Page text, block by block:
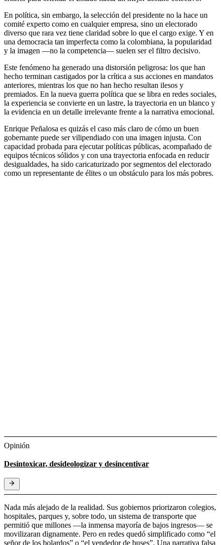
En política, sin embargo, la selección del presidente no la hace un
comité experto como en cualquier empresa, sino un electorado
diverso que rara vez tiene claridad sobre lo que el cargo exige. Y en
una democracia tan imperfecta como la colombiana, la popularidad
y la imagen —no la competencia— suelen ser el filtro decisivo.
Este fenómeno ha generado una distorsión peligrosa: los que han
hecho terminan castigados por la crítica a sus acciones en mandatos
anteriores, mientras los que no han hecho resultan ilesos y
premiados. En la nueva guerra política que se libra en redes sociales,
la experiencia se convierte en un lastre, la trayectoria en un blanco y
la evidencia en un detalle irrelevante frente a la narrativa emocional.
Enrique Peñalosa es quizás el caso más claro de cómo un buen
gobernante puede ser vilipendiado con una imagen injusta. Con
capacidad probada para ejecutar políticas públicas, acompañado de
equipos técnicos sólidos y con una trayectoria enfocada en reducir
desigualdades, ha sido caricaturizado por segmentos del electorado
como un representante de élites o un obstáculo para los más pobres.
Opinión
Desintoxicar, desideologizar y desincentivar
Nada más alejado de la realidad. Sus gobiernos priorizaron colegios,
hospitales, parques y, sobre todo, un sistema de transporte que
permitió que millones —la inmensa mayoría de bajos ingresos— se
movilizaran dignamente. Pero en redes quedó simplificado como “el
señor de los bolardos” o “el vendedor de buses”. Una narrativa falsa